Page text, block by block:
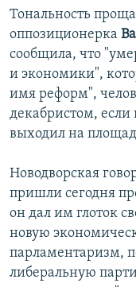
Тональность
оппозиционерка
сообщила, что
и экономики",
имя реформ",
декабристом, если
выходил на
Новодворская
пришли сегодня
он дал им глоток
новую
парламентаризм,
либеральную